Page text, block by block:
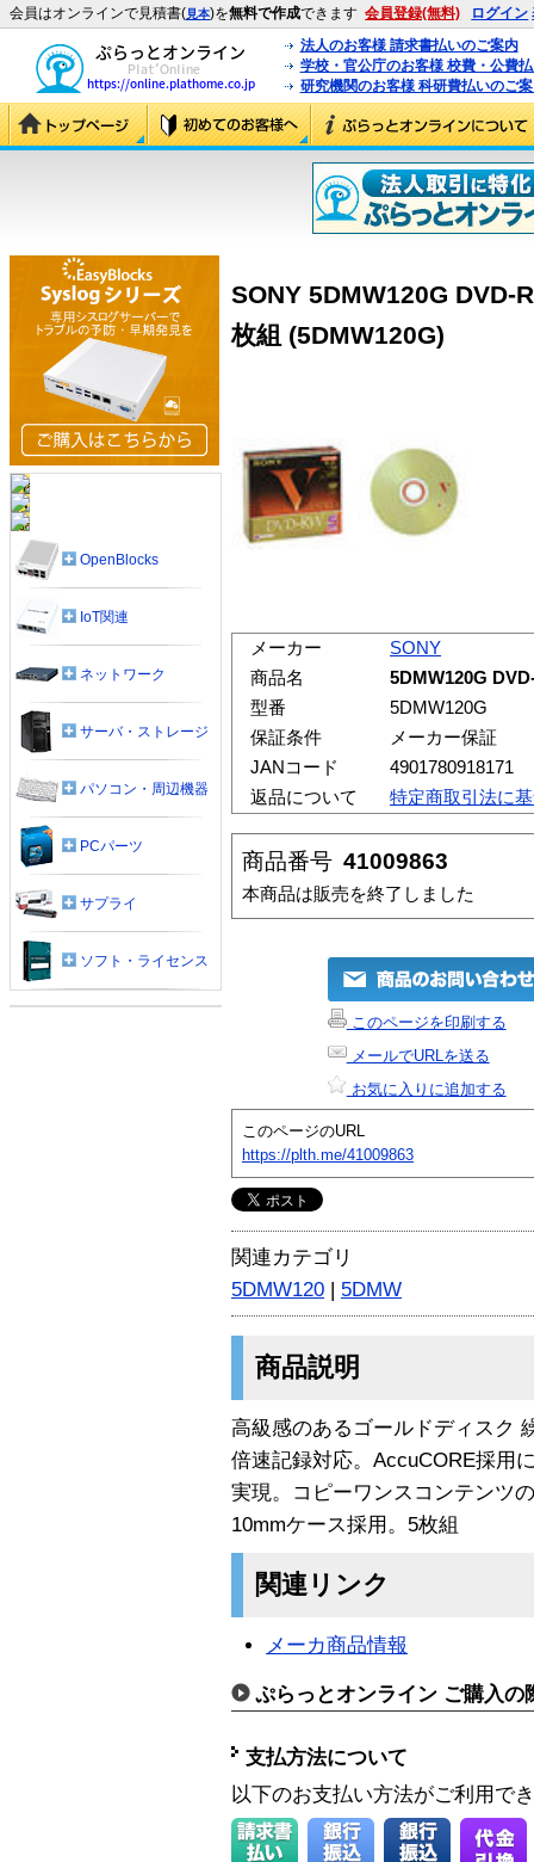
会員はオンラインで見積書(見本)を無料で作成できます 会員登録(無料) ログイン
法人のお客様 請求書払いのご案内
学校・官公庁のお客様 校費・公費
研究機関のお客様 科研費払いのご
SONY 5DMW120G DVD-
枚組 (5DMW120G)
メーカー
SONY
商品名
5DMW120G
型番
5DMW120G
保証条件
メーカー保証
JANコード
4901780918171
返品について
特定商取引法に
商品番号 41009863
本商品は販売を終了しました
このページを印刷する
メールでURLを送る
お気に入りに追加する
このページのURL
https://plth.me/41009863
関連カテゴリ
5DMW120 | 5DMW
商品説明
高級感のあるゴールドディスク
倍速記録対応。AccuCORE採用
実現。コピーワンスコンテンツ
10mmケース採用。5枚組
関連リンク
メーカ商品情報
ぷらっとオンライン ご購入の
支払方法について
以下のお支払い方法がご利用で
OpenBlocks
IoT関連
ネットワーク
サーバ・ストレージ
パソコン・周辺機器
PCパーツ
サプライ
ソフト・ライセンス